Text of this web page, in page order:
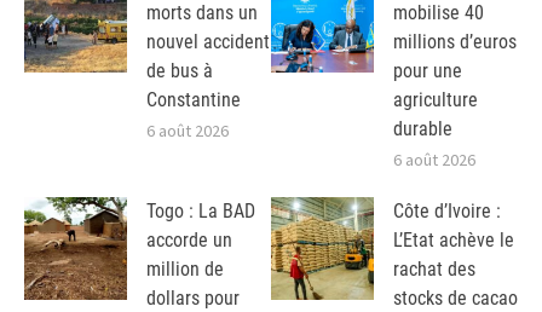
morts dans un
nouvel accident
de bus à
Constantine
6 août 2026
mobilise 40
millions d’euros
pour une
agriculture
durable
6 août 2026
Togo : La BAD
accorde un
million de
dollars pour
Côte d’Ivoire :
L’Etat achève le
rachat des
stocks de cacao